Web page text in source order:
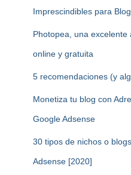
Imprescindibles para
Photopea, una
online y gratuita
5 recomendaciones (y
Monetiza tu blog con
Google Adsense
30 tipos de nichos o
Adsense [2020]